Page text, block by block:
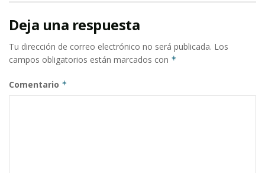
Deja una respuesta
Tu dirección de correo electrónico no será publicada. Los
campos obligatorios están marcados con *
Comentario *